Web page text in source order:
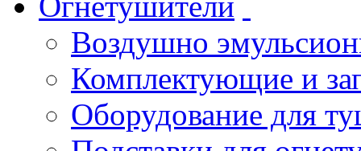
Воздушно
Комплектующие и
Оборудование для